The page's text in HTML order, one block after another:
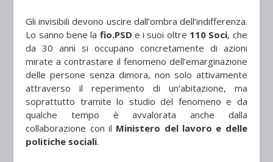
Gli invisibili devono uscire dall’ombra dell’indifferenza.
Lo sanno bene la fio.PSD e i suoi oltre 110 Soci, che
da 30 anni si occupano concretamente di azioni
mirate a contrastare il fenomeno dell’emarginazione
delle persone senza dimora, non solo attivamente
attraverso il reperimento di un’abitazione, ma
soprattutto tramite lo studio del fenomeno e da
qualche tempo è avvalorata anche dalla
collaborazione con il Ministero del lavoro e delle
politiche sociali.